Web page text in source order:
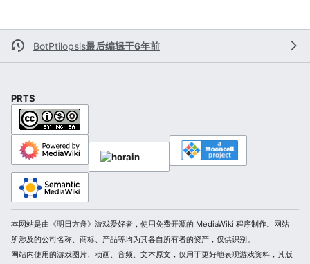
BotPtilopsis最后编辑于6年前
PRTS
本网站是由《明日方舟》游戏爱好者，使用免费开源的 MediaWiki 程序制作。网站
所涉及的公司名称、商标、产品等均为其各自所有者的资产，仅供识别。
网站内使用的游戏图片、动画、音频、文本原文，仅用于更好地表现游戏资料，其版